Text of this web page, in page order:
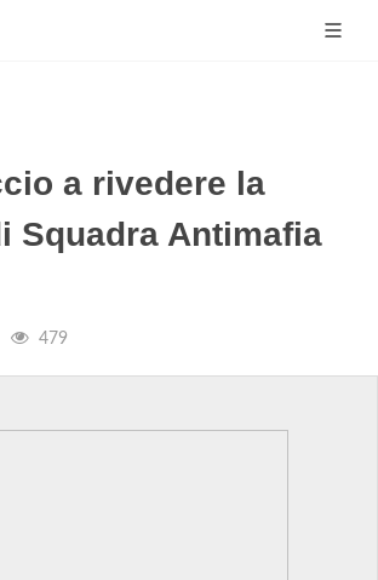
a rivedere la
Squadra Antimafia
479